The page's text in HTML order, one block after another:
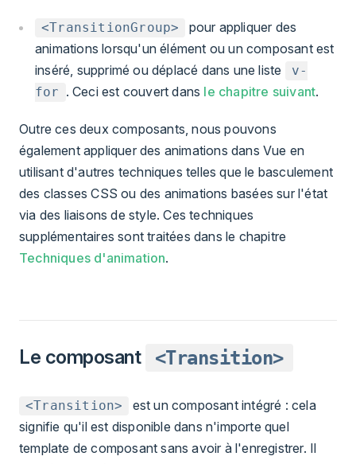
<TransitionGroup>
pour appliquer des
animations lorsqu'un élément ou un composant est
inséré, supprimé ou déplacé dans une liste
v-
for . Ceci est couvert dans le chapitre suivant.
Outre ces deux composants, nous pouvons
également appliquer des animations dans Vue en
utilisant d'autres techniques telles que le basculement
des classes CSS ou des animations basées sur l'état
via des liaisons de style. Ces techniques
supplémentaires sont traitées dans le chapitre
Techniques d'animation.
Le composant <Transition>
<Transition>
est un composant intégré : cela
signifie qu'il est disponible dans n'importe quel
template de composant sans avoir à l'enregistrer. Il